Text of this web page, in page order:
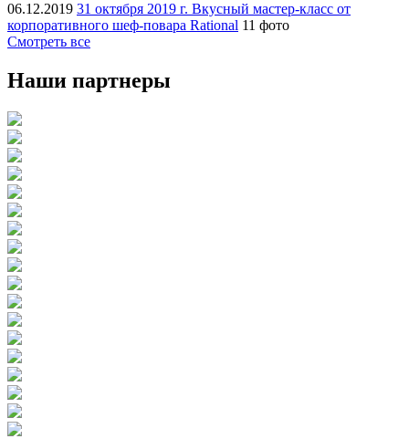
06.12.2019 31 октября 2019 г. Вкусный мастер-класс от
корпоративного шеф-повара Rational 11 фото
Смотреть все
Наши партнеры